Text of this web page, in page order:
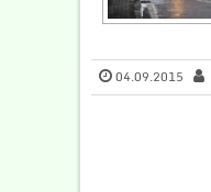
04.09.2015